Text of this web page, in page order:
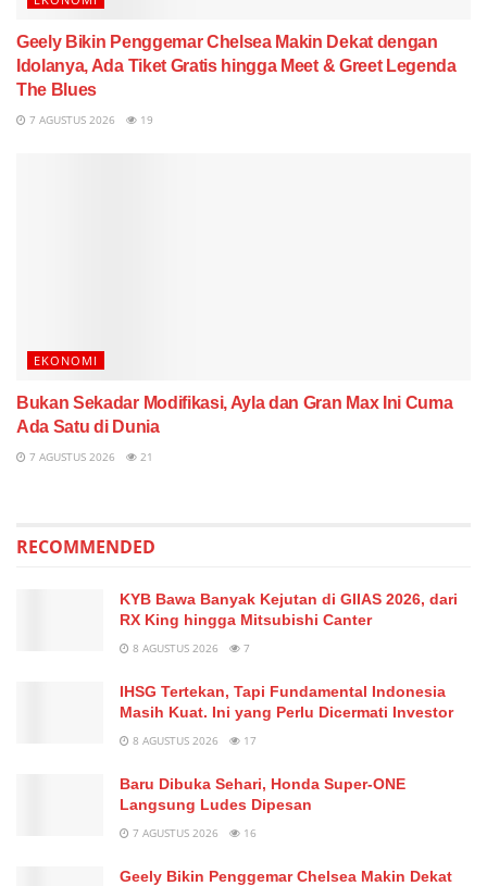
Geely Bikin Penggemar Chelsea Makin Dekat dengan
Idolanya, Ada Tiket Gratis hingga Meet & Greet Legenda
The Blues
7 AGUSTUS 2026 19
EKONOMI
Bukan Sekadar Modifikasi, Ayla dan Gran Max Ini Cuma
Ada Satu di Dunia
7 AGUSTUS 2026 21
RECOMMENDED
KYB Bawa Banyak Kejutan di GIIAS 2026, dari
RX King hingga Mitsubishi Canter
8 AGUSTUS 2026 7
IHSG Tertekan, Tapi Fundamental Indonesia
Masih Kuat. Ini yang Perlu Dicermati Investor
8 AGUSTUS 2026 17
Baru Dibuka Sehari, Honda Super-ONE
Langsung Ludes Dipesan
7 AGUSTUS 2026 16
Geely Bikin Penggemar Chelsea Makin Dekat